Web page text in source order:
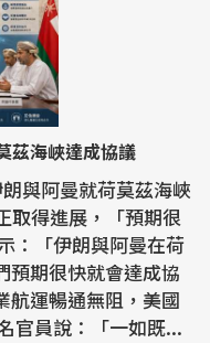
茲海峽達成協議
與阿曼就荷莫茲海峽
取得進展，「預期很
預期很快就會達成協
航運暢通無阻，美國
伊朗港口的封鎖。」 這名官員說：「一如既...